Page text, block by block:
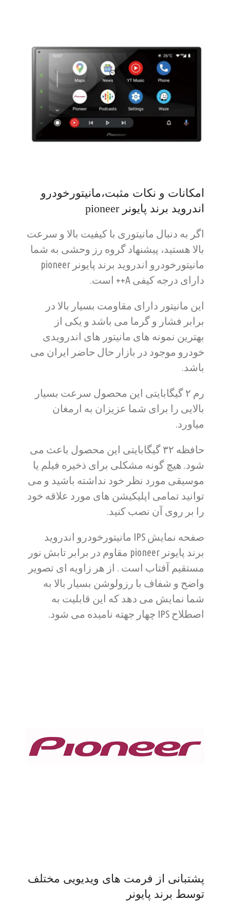
امکانات و نکات مثبت،مانیتورخودرو
اندروید برند پایونر pioneer
اگر به دنبال مانیتوری با کیفیت بالا و سرعت
بالا هستید، پیشنهاد گروه رز وحشی به شما
مانیتورخودرو اندروید برند پایونر pioneer
دارای درجه کیفی A++ است.
این مانیتور دارای مقاومت بسیار بالا در
برابر فشار و گرما می باشد و یکی از
بهترین نمونه های مانیتور های اندرویدی
خودرو موجود در بازار حال حاضر ایران می
باشد.
رم ۲ گیگابایتی این محصول سرعت بسیار
بالایی را برای شما عزیزان به ارمغان
میاورد.
حافظه ۳۲ گیگابایتی این محصول باعث می
شود. هیچ گونه مشکلی برای ذخیره فیلم یا
موسیقی مورد نظر خود نداشته باشید و می
توانید تمامی اپلیکیشن های مورد علاقه خود
را بر روی آن نصب کنید.
صفحه نمایش IPS مانیتورخودرو اندروید
برند پایونر pioneer مقاوم در برابر تابش نور
مستقیم آفتاب است . از هر زاویه ای تصویر
واضح و شفاف با رزولوشن بسیار بالا به
شما نمایش می دهد که این قابلیت به
اصطلاح IPS چهار جهته نامیده می شود.
پشتبانی از فرمت های ویدیویی مختلف
توسط برند پایونر